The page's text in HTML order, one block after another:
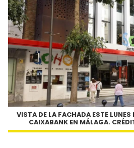
VISTA DE LA FACHADA ESTE
CAIXABANK EN MÁLAGA.